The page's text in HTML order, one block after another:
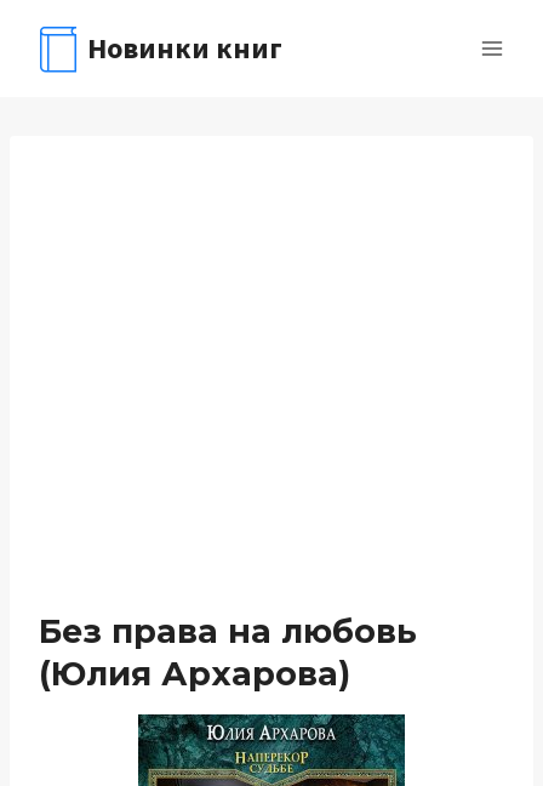
содержимому
Новинки книг
Без права на любовь
(Юлия Архарова)